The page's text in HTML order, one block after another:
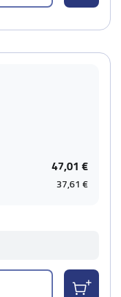
47,01 €
37,61 €